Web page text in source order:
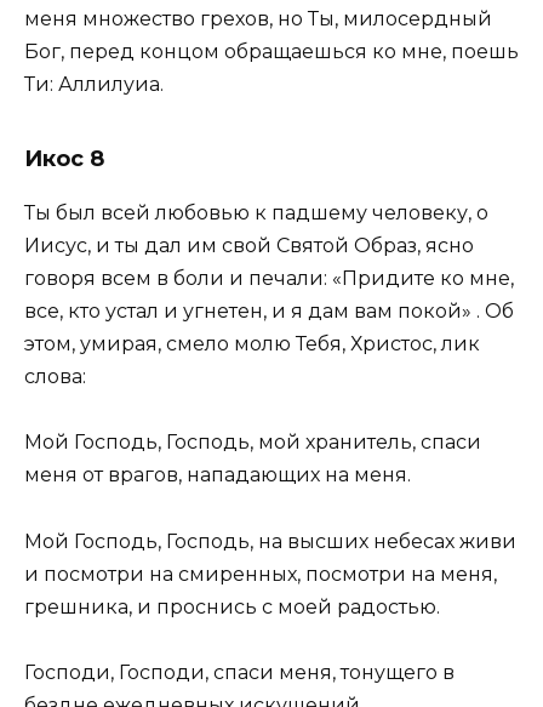
меня множество грехов, но Ты, милосердный
Бог, перед концом обращаешься ко мне, поешь
Ти: Аллилуиа.
Икос 8
Ты был всей любовью к падшему человеку, о
Иисус, и ты дал им свой Святой Образ, ясно
говоря всем в боли и печали: «Придите ко мне,
все, кто устал и угнетен, и я дам вам покой» . Об
этом, умирая, смело молю Тебя, Христос, лик
слова:
Мой Господь, Господь, мой хранитель, спаси
меня от врагов, нападающих на меня.
Мой Господь, Господь, на высших небесах живи
и посмотри на смиренных, посмотри на меня,
грешника, и проснись с моей радостью.
Господи, Господи, спаси меня, тонущего в